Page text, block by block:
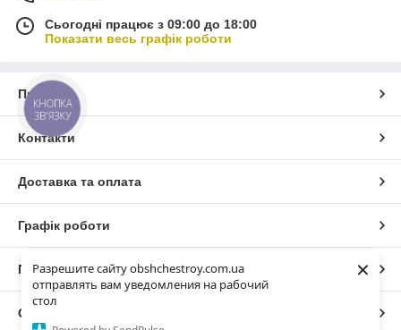
Разрешите сайту obshchestroy.com.ua
отправлять вам уведомления на рабочий
стол
×
Сьогодні працює з 09:00 до 18:00
Показати весь графік роботи
Про нас
Контакти
Доставка та оплата
Графік роботи
Повна версія сайту
Сайт створено на маркетплейсі
КНОПКА
ЗВ'ЯЗКУ